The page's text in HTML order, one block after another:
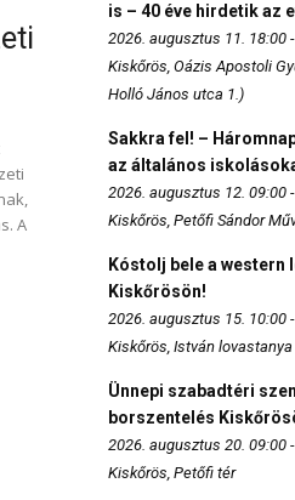
A
is – 40 éve hirdetik az
2026. augusztus 11. 18:00
Kiskőrös, Oázis Apostoli
Holló János utca 1.)
Sakkra fel! –
az általános
2026. augusztus 12. 09:00
Kiskőrös, Petőfi Sándor
Kóstolj bele a western
Kiskőrösön!
2026. augusztus 15. 10:00
Kiskőrös, István lovastanya
Ünnepi szabadtéri
borszentelés
2026. augusztus 20. 09:00
Kiskőrös, Petőfi tér